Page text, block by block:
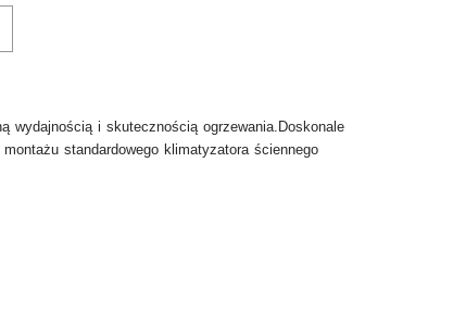
wydajnością i skutecznością ogrzewania.Doskonale
standardowego klimatyzatora ściennego